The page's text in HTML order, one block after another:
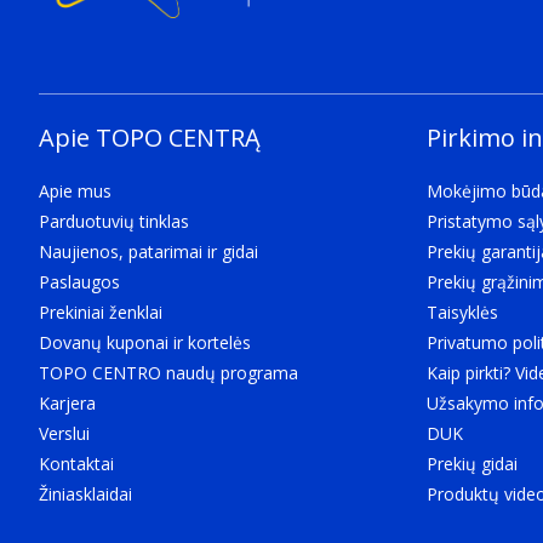
Kitos savybės
Apie TOPO CENTRĄ
Apie mus
Parduotuvių tinklas
Naujienos, patarimai ir gidai
Paslaugos
Prekiniai ženklai
Dovanų kuponai ir kortelės
TOPO CENTRO naudų programa
Karjera
Verslui
Kontaktai
Žiniasklaidai
Pirkimo
Mokėjimo
Pristatymo
Prekių
Prekių
Taisyklės
Privatumo
Kaip pirkti?
Užsakymo
DUK
Prekių gidai
Produktų